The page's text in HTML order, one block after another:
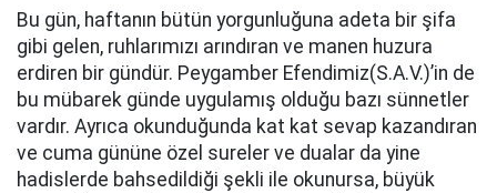
Bu gün, haftanın bütün yorgunluğuna adeta bir şifa
gibi gelen, ruhlarımızı arındıran ve manen huzura
erdiren bir gündür. Peygamber Efendimiz(S.A.V.)’in de
bu mübarek günde uygulamış olduğu bazı sünnetler
vardır. Ayrıca okunduğunda kat kat sevap kazandıran
ve cuma gününe özel sureler ve dualar da yine
hadislerde bahsedildiği şekli ile okunursa, büyük